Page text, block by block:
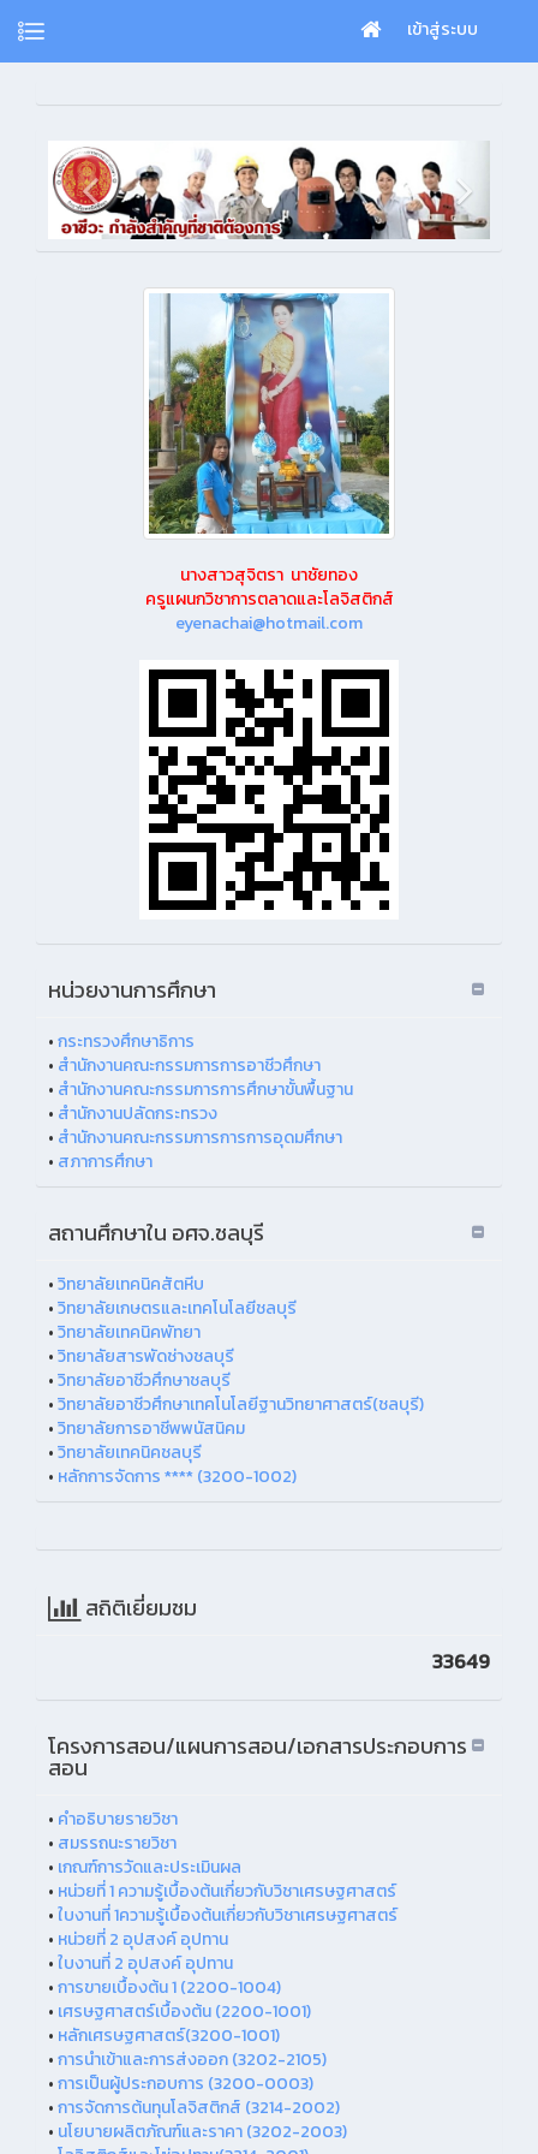
เข้าสู่ระบบ
นางสาวสุจิตรา นาชัยทอง
ครูแผนกวิชาการตลาดและโลจิสติกส์
eyenachai@hotmail.com
หน่วยงานการศึกษา
•กระทรวงศึกษาธิการ
• สำนักงานคณะกรรมการการอาชีวศึกษา
• สำนักงานคณะกรรมการการศึกษาขั้นพื้นฐาน
• สำนักงานปลัดกระทรวง
• สำนักงานคณะกรรมการการการอุดมศึกษา
• สภาการศึกษา
สถานศึกษาใน อศจ.ชลบุรี
•วิทยาลัยเทคนิคสัตหีบ
•วิทยาลัยเกษตรและเทคโนโลยีชลบุรี
•วิทยาลัยเทคนิคพัทยา
•วิทยาลัยสารพัดช่างชลบุรี
•วิทยาลัยอาชีวศึกษาชลบุรี
•วิทยาลัยอาชีวศึกษาเทคโนโลยีฐานวิทยาศาสตร์(ชลบุรี)
•วิทยาลัยการอาชีพพนัสนิคม
•วิทยาลัยเทคนิคชลบุรี
• หลักการจัดการ **** (3200-1002)
สถิติเยี่ยมชม
33649
โครงการสอน/แผนการสอน/เอกสารประกอบการ
สอน
• คำอธิบายรายวิชา
• สมรรถนะรายวิชา
• เกณฑ์การวัดและประเมินผล
• หน่วยที่ 1 ความรู้เบื้องต้นเกี่ยวกับวิชาเศรษฐศาสตร์
•ใบงานที่ 1ความรู้เบื้องต้นเกี่ยวกับวิชาเศรษฐศาสตร์
• หน่วยที่ 2 อุปสงค์ อุปทาน
•ใบงานที่ 2 อุปสงค์ อุปทาน
•การขายเบื้องต้น 1 (2200-1004)
• เศรษฐศาสตร์เบื้องต้น (2200-1001)
• หลักเศรษฐศาสตร์(3200-1001)
•การนำเข้าและการส่งออก (3202-2105)
•การเป็นผู้ประกอบการ (3200-0003)
•การจัดการต้นทุนโลจิสติกส์ (3214-2002)
• นโยบายผลิตภัณฑ์และราคา (3202-2003)